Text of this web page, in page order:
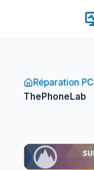
Réparation PC
ThePhoneLab